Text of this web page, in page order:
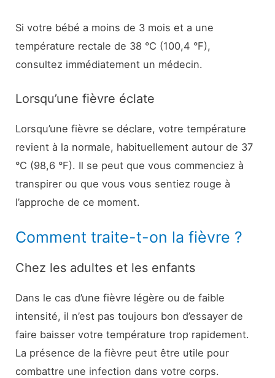
Si votre bébé a moins de 3 mois et a une
température rectale de 38 °C (100,4 °F),
consultez immédiatement un médecin.
Lorsqu’une fièvre éclate
Lorsqu’une fièvre se déclare, votre température
revient à la normale, habituellement autour de 37
°C (98,6 °F). Il se peut que vous commenciez à
transpirer ou que vous vous sentiez rouge à
l’approche de ce moment.
Comment traite-t-on la fièvre ?
Chez les adultes et les enfants
Dans le cas d’une fièvre légère ou de faible
intensité, il n’est pas toujours bon d’essayer de
faire baisser votre température trop rapidement.
La présence de la fièvre peut être utile pour
combattre une infection dans votre corps.